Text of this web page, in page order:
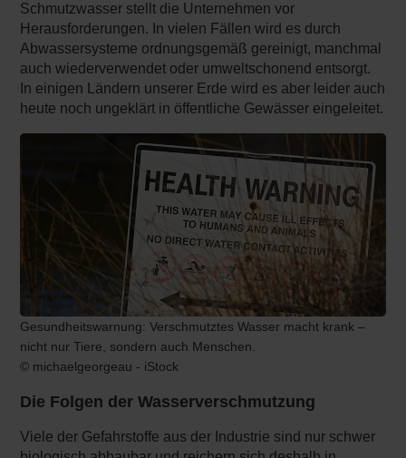
Schmutzwasser stellt die Unternehmen vor
Herausforderungen. In vielen Fällen wird es durch
Abwassersysteme ordnungsgemäß gereinigt, manchmal
auch wiederverwendet oder umweltschonend entsorgt.
In einigen Ländern unserer Erde wird es aber leider auch
heute noch ungeklärt in öffentliche Gewässer eingeleitet.
Gesundheitswarnung: Verschmutztes Wasser macht krank –
nicht nur Tiere, sondern auch Menschen.
© michaelgeorgeau - iStock
Die Folgen der Wasserverschmutzung
Viele der Gefahrstoffe aus der Industrie sind nur schwer